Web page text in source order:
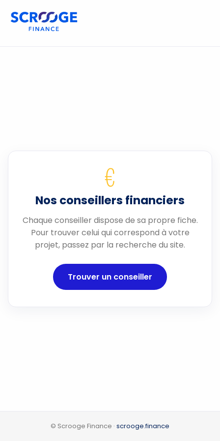
€
Nos conseillers financiers
Chaque conseiller dispose de sa propre fiche.
Pour trouver celui qui correspond à votre
projet, passez par la recherche du site.
Trouver un conseiller
© Scrooge Finance · scrooge.finance